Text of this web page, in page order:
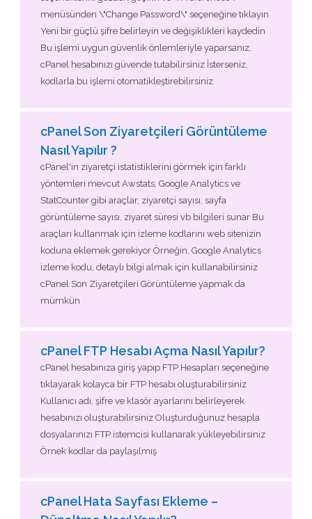
menüsünden \"Change Password\" seçeneğine tıklayın
Yeni bir güçlü şifre belirleyin ve değişiklikleri kaydedin
Bu işlemi uygun güvenlik önlemleriyle yaparsanız,
cPanel hesabınızı güvende tutabilirsiniz İsterseniz,
kodlarla bu işlemi otomatikleştirebilirsiniz
cPanel Son Ziyaretçileri Görüntüleme
Nasıl Yapılır ?
cPanel'in ziyaretçi istatistiklerini görmek için farklı
yöntemleri mevcut Awstats, Google Analytics ve
StatCounter gibi araçlar, ziyaretçi sayısı, sayfa
görüntüleme sayısı, ziyaret süresi vb bilgileri sunar Bu
araçları kullanmak için izleme kodlarını web sitenizin
koduna eklemek gerekiyor Örneğin, Google Analytics
izleme kodu, detaylı bilgi almak için kullanabilirsiniz
cPanel Son Ziyaretçileri Görüntüleme yapmak da
mümkün
cPanel FTP Hesabı Açma Nasıl Yapılır?
cPanel hesabınıza giriş yapıp FTP Hesapları seçeneğine
tıklayarak kolayca bir FTP hesabı oluşturabilirsiniz
Kullanıcı adı, şifre ve klasör ayarlarını belirleyerek
hesabınızı oluşturabilirsiniz Oluşturduğunuz hesapla
dosyalarınızı FTP istemcisi kullanarak yükleyebilirsiniz
Örnek kodlar da paylaşılmış
cPanel Hata Sayfası Ekleme –